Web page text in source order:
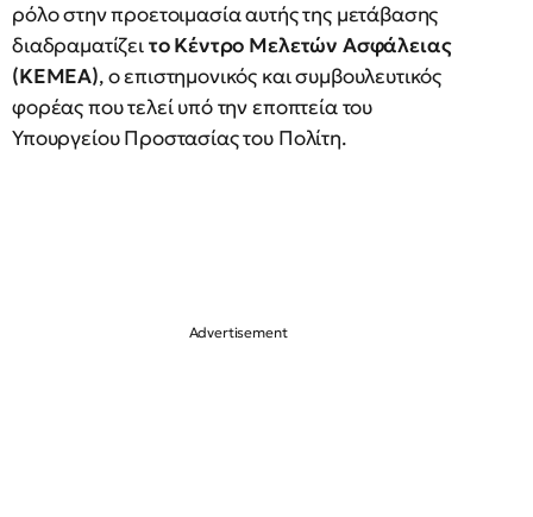
ρόλο στην προετοιμασία αυτής της μετάβασης
διαδραματίζειτο Κέντρο Μελετών Ασφάλειας
(ΚΕΜΕΑ), ο επιστημονικός και συμβουλευτικός
φορέας που τελεί υπό την εποπτεία του
Υπουργείου Προστασίας του Πολίτη.